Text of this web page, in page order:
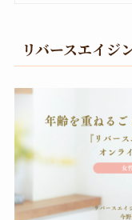
リバースエイジ